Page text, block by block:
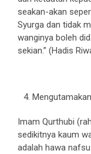
seakan-akan
Syurga dan tidak
wanginya boleh
sekian.” (Hadis
Imam Qurthubi
sedikitnya kaum
adalah hawa